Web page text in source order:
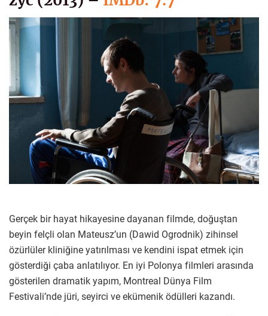
Gerçek bir hayat hikayesine dayanan filmde, doğuştan
beyin felçli olan Mateusz’un (Dawid Ogrodnik) zihinsel
özürlüler kliniğine yatırılması ve kendini ispat etmek için
gösterdiği çaba anlatılıyor. En iyi Polonya filmleri arasında
gösterilen dramatik yapım, Montreal Dünya Film
Festivali’nde jüri, seyirci ve ekümenik ödülleri kazandı.